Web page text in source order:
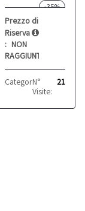
-35%
Prezzo di
Riserva
: NON
RAGGIUNTO
Categoria: Pellami
N°
Visite:
21